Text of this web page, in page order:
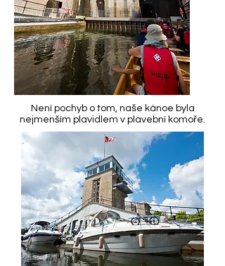
Není pochyb o tom, naše kánoe byla
nejmenším plavidlem v plavební komoře.